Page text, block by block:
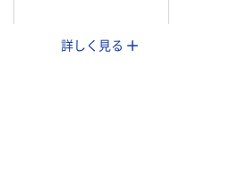
使い切り詳しく見る